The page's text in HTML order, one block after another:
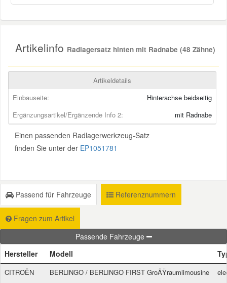
Artikelinfo Radlagersatz hinten mit Radnabe (48 Zähne)
Artikeldetails
Einbauseite:
Hinterachse beidseitig
Ergänzungsartikel/Ergänzende Info 2:
mit Radnabe
Einen passenden Radlagerwerkzeug-Satz
finden Sie unter der EP1051781
Passend für Fahrzeuge Referenznummern
Fragen zum Artikel
Passende Fahrzeuge
Hersteller
Modell
CITROËN BERLINGO / BERLINGO FIRST GroÃŸraumlimousine
Kia Ersatzteile
Lancia Ersatzteile
Mini Ersatzteile
Nissan Ersatzteile
Porsche Ersatzteile
Seat Ersatzteile